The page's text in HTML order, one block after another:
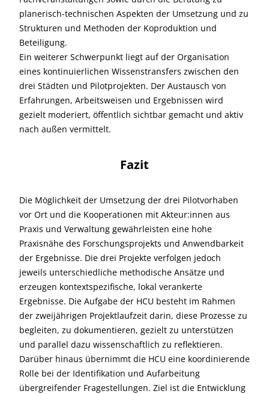
planerisch-technischen Aspekten der Umsetzung und zu
Strukturen und Methoden der Koproduktion und
Beteiligung.
Ein weiterer Schwerpunkt liegt auf der Organisation
eines kontinuierlichen Wissenstransfers zwischen den
drei Städten und Pilotprojekten. Der Austausch von
Erfahrungen, Arbeitsweisen und Ergebnissen wird
gezielt moderiert, öffentlich sichtbar gemacht und aktiv
nach außen vermittelt.
Fazit
Die Möglichkeit der Umsetzung der drei Pilotvorhaben
vor Ort und die Kooperationen mit Akteur:innen aus
Praxis und Verwaltung gewährleisten eine hohe
Praxisnähe des Forschungsprojekts und Anwendbarkeit
der Ergebnisse. Die drei Projekte verfolgen jedoch
jeweils unterschiedliche methodische Ansätze und
erzeugen kontextspezifische, lokal verankerte
Ergebnisse. Die Aufgabe der HCU besteht im Rahmen
der zweijährigen Projektlaufzeit darin, diese Prozesse zu
begleiten, zu dokumentieren, gezielt zu unterstützen
und parallel dazu wissenschaftlich zu reflektieren.
Darüber hinaus übernimmt die HCU eine koordinierende
Rolle bei der Identifikation und Aufarbeitung
übergreifender Fragestellungen. Ziel ist die Entwicklung